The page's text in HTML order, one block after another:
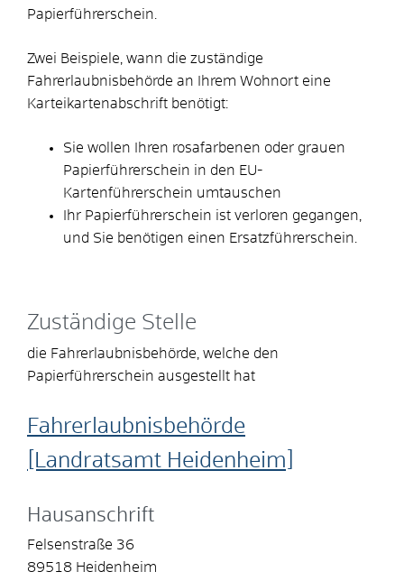
Papierführerschein
Zwei Beispiele, wann die zuständige
Fahrerlaubnisbehörde an Ihrem Wohnort eine
Karteikartenabschrift benötigt:
Sie wollen Ihren rosafarbenen oder grauen
Papierführerschein in den EU-
Kartenführerschein umtauschen
Ihr Papierführerschein ist verloren gegangen,
und Sie benötigen einen Ersatzführerschein.
Zuständige Stelle
die Fahrerlaubnisbehörde, welche den
Papierführerschein ausgestellt hat
Fahrerlaubnisbehörde
[Landratsamt Heidenheim]
Hausanschrift
Felsenstraße 36
89518 Heidenheim